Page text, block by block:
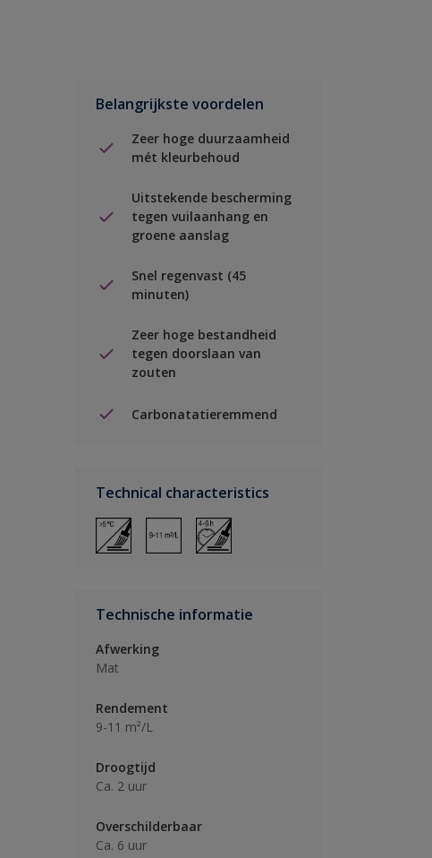
Belangrijkste voordelen
Zeer hoge duurzaamheid
mét kleurbehoud
Uitstekende bescherming
tegen vuilaanhang en
groene aanslag
Snel regenvast (45
minuten)
Zeer hoge bestandheid
tegen doorslaan van
zouten
Carbonatatieremmend
Technical characteristics
Technische informatie
Afwerking
Mat
Rendement
9-11 m²/L
Droogtijd
Ca. 2 uur
Overschilderbaar
Ca. 6 uur